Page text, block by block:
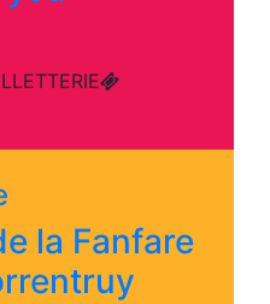
la Fanfare